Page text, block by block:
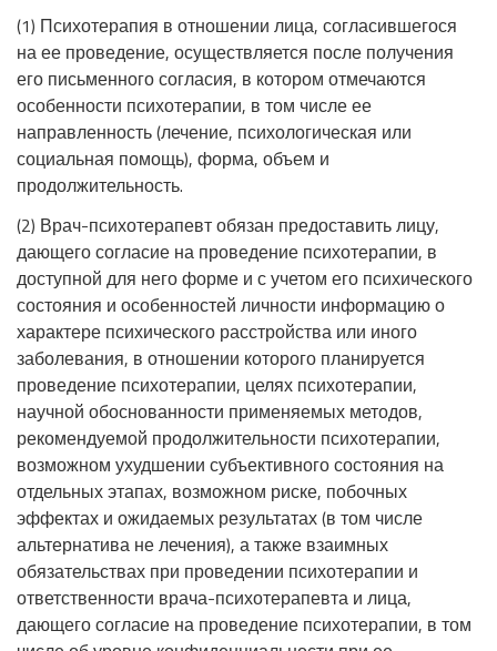
(1) Психотерапия в отношении лица, согласившегося
на ее проведение, осуществляется после получения
его письменного согласия, в котором отмечаются
особенности психотерапии, в том числе ее
направленность (лечение, психологическая или
социальная помощь), форма, объем и
продолжительность.
(2) Врач-психотерапевт обязан предоставить лицу,
дающего согласие на проведение психотерапии, в
доступной для него форме и с учетом его психического
состояния и особенностей личности информацию о
характере психического расстройства или иного
заболевания, в отношении которого планируется
проведение психотерапии, целях психотерапии,
научной обоснованности применяемых методов,
рекомендуемой продолжительности психотерапии,
возможном ухудшении субъективного состояния на
отдельных этапах, возможном риске, побочных
эффектах и ожидаемых результатах (в том числе
альтернатива не лечения), а также взаимных
обязательствах при проведении психотерапии и
ответственности врача-психотерапевта и лица,
дающего согласие на проведение психотерапии, в том